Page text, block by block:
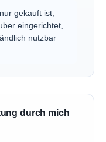
gekauft ist,
eingerichtet,
nutzbar
durch mich